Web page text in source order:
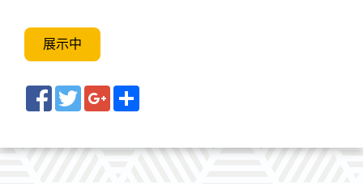
展示中
FacebookTwitterGoogle+